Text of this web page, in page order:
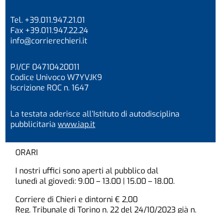
Tel. +39.011.947.21.01
Fax +39.011.947.22.24
info@corrierechieri.it
P.I/CF 04710420011
Codice Univoco W7YVJK9
Iscrizione ROC n. 1647
La testata aderisce all’Istituto di autodisciplina
pubblicitariawww.iap.it
ORARI
I nostri uffici sono aperti al pubblico dal
lunedì al giovedì: 9.00 – 13.00 | 15.00 – 18.00.
Corriere di Chieri e dintorni € 2,00
Reg. Tribunale di Torino n. 22 del 24/10/2023 già n.